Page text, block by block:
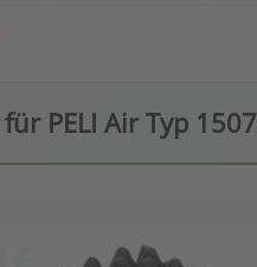
PELI Air Typ 1507